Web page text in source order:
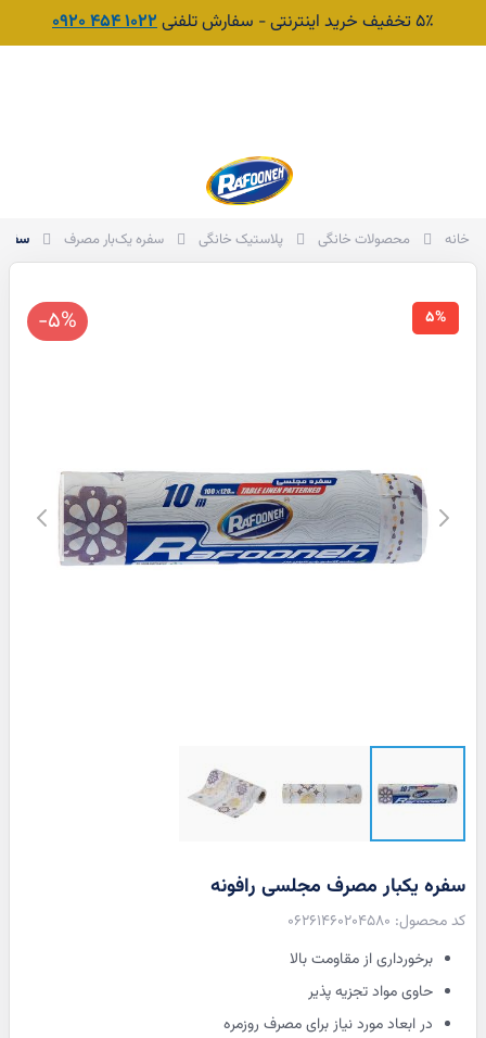
۵٪ تخفیف خرید اینترنتی - سفارش تلفنی 1022 454 0920
خانه محصولات خانگی پلاستیک خانگی سفره یک‌بار مصرف
06261460204580
سفره یکبار مصرف مجلسی رافونه
برخورداری از مقاومت بالا
حاوی مواد تجزیه پذیر
در ابعاد مورد نیاز برای مصرف روزمره
-5% 5%